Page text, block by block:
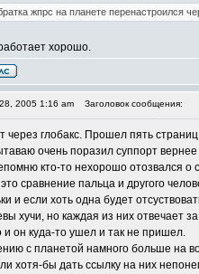
жпрс на планете перенастроился
хорошо.
2005 1:16 am Заголовок сообщения:
через глобакс. Прошел пять
очень поразил суппорт вернее
кто-то нехорошо отозвался о
сравнение пальца и другого
и если хоть одна будет
хучи, но каждая из них
и он куда-то ушел и так не пришел.
с планетой намного больше на
хотя-бы дать ссылку на них